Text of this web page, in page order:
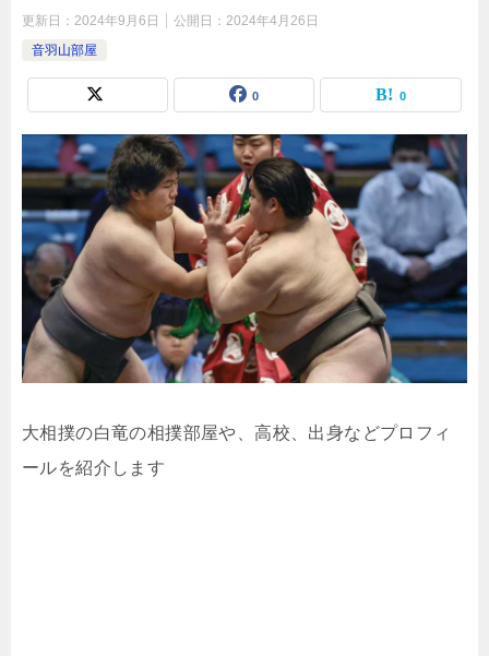
更新日： 2024年9月6日 公開日： 2024年4月26日
音羽山部屋
0 0
大相撲の白竜の相撲部屋や、高校、出身などプロフィ
ールを紹介します